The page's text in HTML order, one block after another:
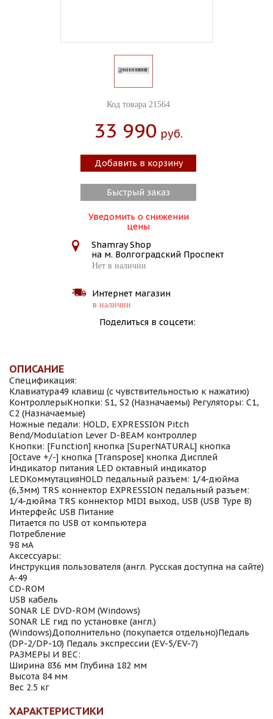
Код товара 21564
33 990 Руб.
Добавить в корзину
Быстрый заказ
Уведомить о снижении
цены
Shamray Shop
на м. Волгоградский Проспект
Нет в наличии
Интернет магазин
в наличии
Поделиться в соцсети:
ОПИСАНИЕ
Спецификация:
Клавиатура49 клавиш (с чувствительностью к нажатию)
КонтроллерыКнопки: S1, S2 (Назначаемы) Регуляторы: C1,
C2 (Назначаемые)
Ножные педали: HOLD, EXPRESSION Pitch
Bend/Modulation Lever D-BEAM контроллер
Кнопки: [Function] кнопка [SuperNATURAL] кнопка
[Octave +/-] кнопка [Transpose] кнопка Дисплей
Индикатор питания LED октавный индикатор
LEDКоммутацияHOLD педальный разъем: 1/4-дюйма
(6,3мм) TRS коннектор EXPRESSION педальный разъем:
1/4-дюйма TRS коннектор MIDI выход, USB (USB Type B)
Интерфейс USB Питание
Питается по USB от компьютера
Потребление
98 мА
Аксессуары:
Инструкция пользователя (англ. Русская доступна на сайте)
A-49
CD-ROM
USB кабель
SONAR LE DVD-ROM (Windows)
SONAR LE гид по установке (англ.)
(Windows)Дополнительно (покупается отдельно)Педаль
(DP-2/DP-10) Педаль экспрессии (EV-5/EV-7)
РАЗМЕРЫ И ВЕС:
Ширина 836 мм Глубина 182 мм
Высота 84 мм
Вес 2.5 кг
ХАРАКТЕРИСТИКИ